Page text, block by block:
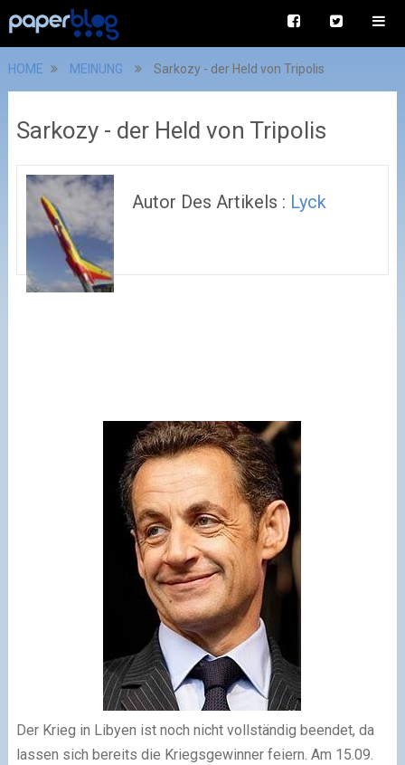
HOME MEINUNG Sarkozy - der Held von Tripolis
Sarkozy - der Held von Tripolis
Autor Des Artikels : Lyck
Der Krieg in Libyen ist noch nicht vollständig beendet, da
lassen sich bereits die Kriegsgewinner feiern. Am 15.09.